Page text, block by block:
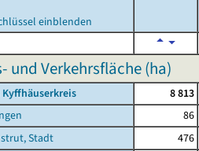
einblenden
und Verkehrsfläche (ha)
8 813
86
Stadt
476